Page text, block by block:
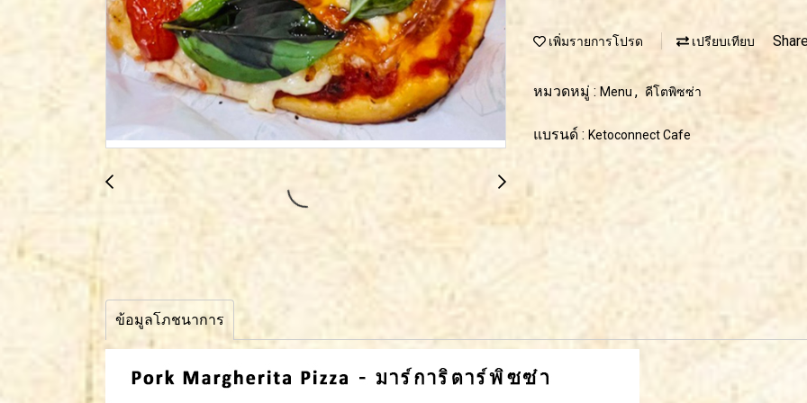
เพิ่มรายการโปรด เปรียบเทียบ
หมวดหมู่ : Menu , คีโตพิซซ่า
แบรนด์ : Ketoconnect Cafe
ข้อมูลโภชนาการ